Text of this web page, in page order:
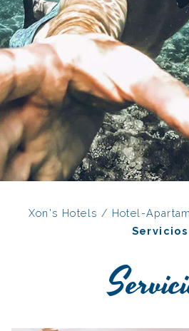
Xon's Hotels / Hotel-
Servicios